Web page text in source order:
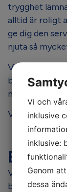
trygghet
alltid är roligt
ge dig den
njuta så
Vi jobbar med
bilägandet,
möjligt.
Varmt
Vi utför
bilmärken
Vi och
inklusive
inklusive:
Genom
dessa